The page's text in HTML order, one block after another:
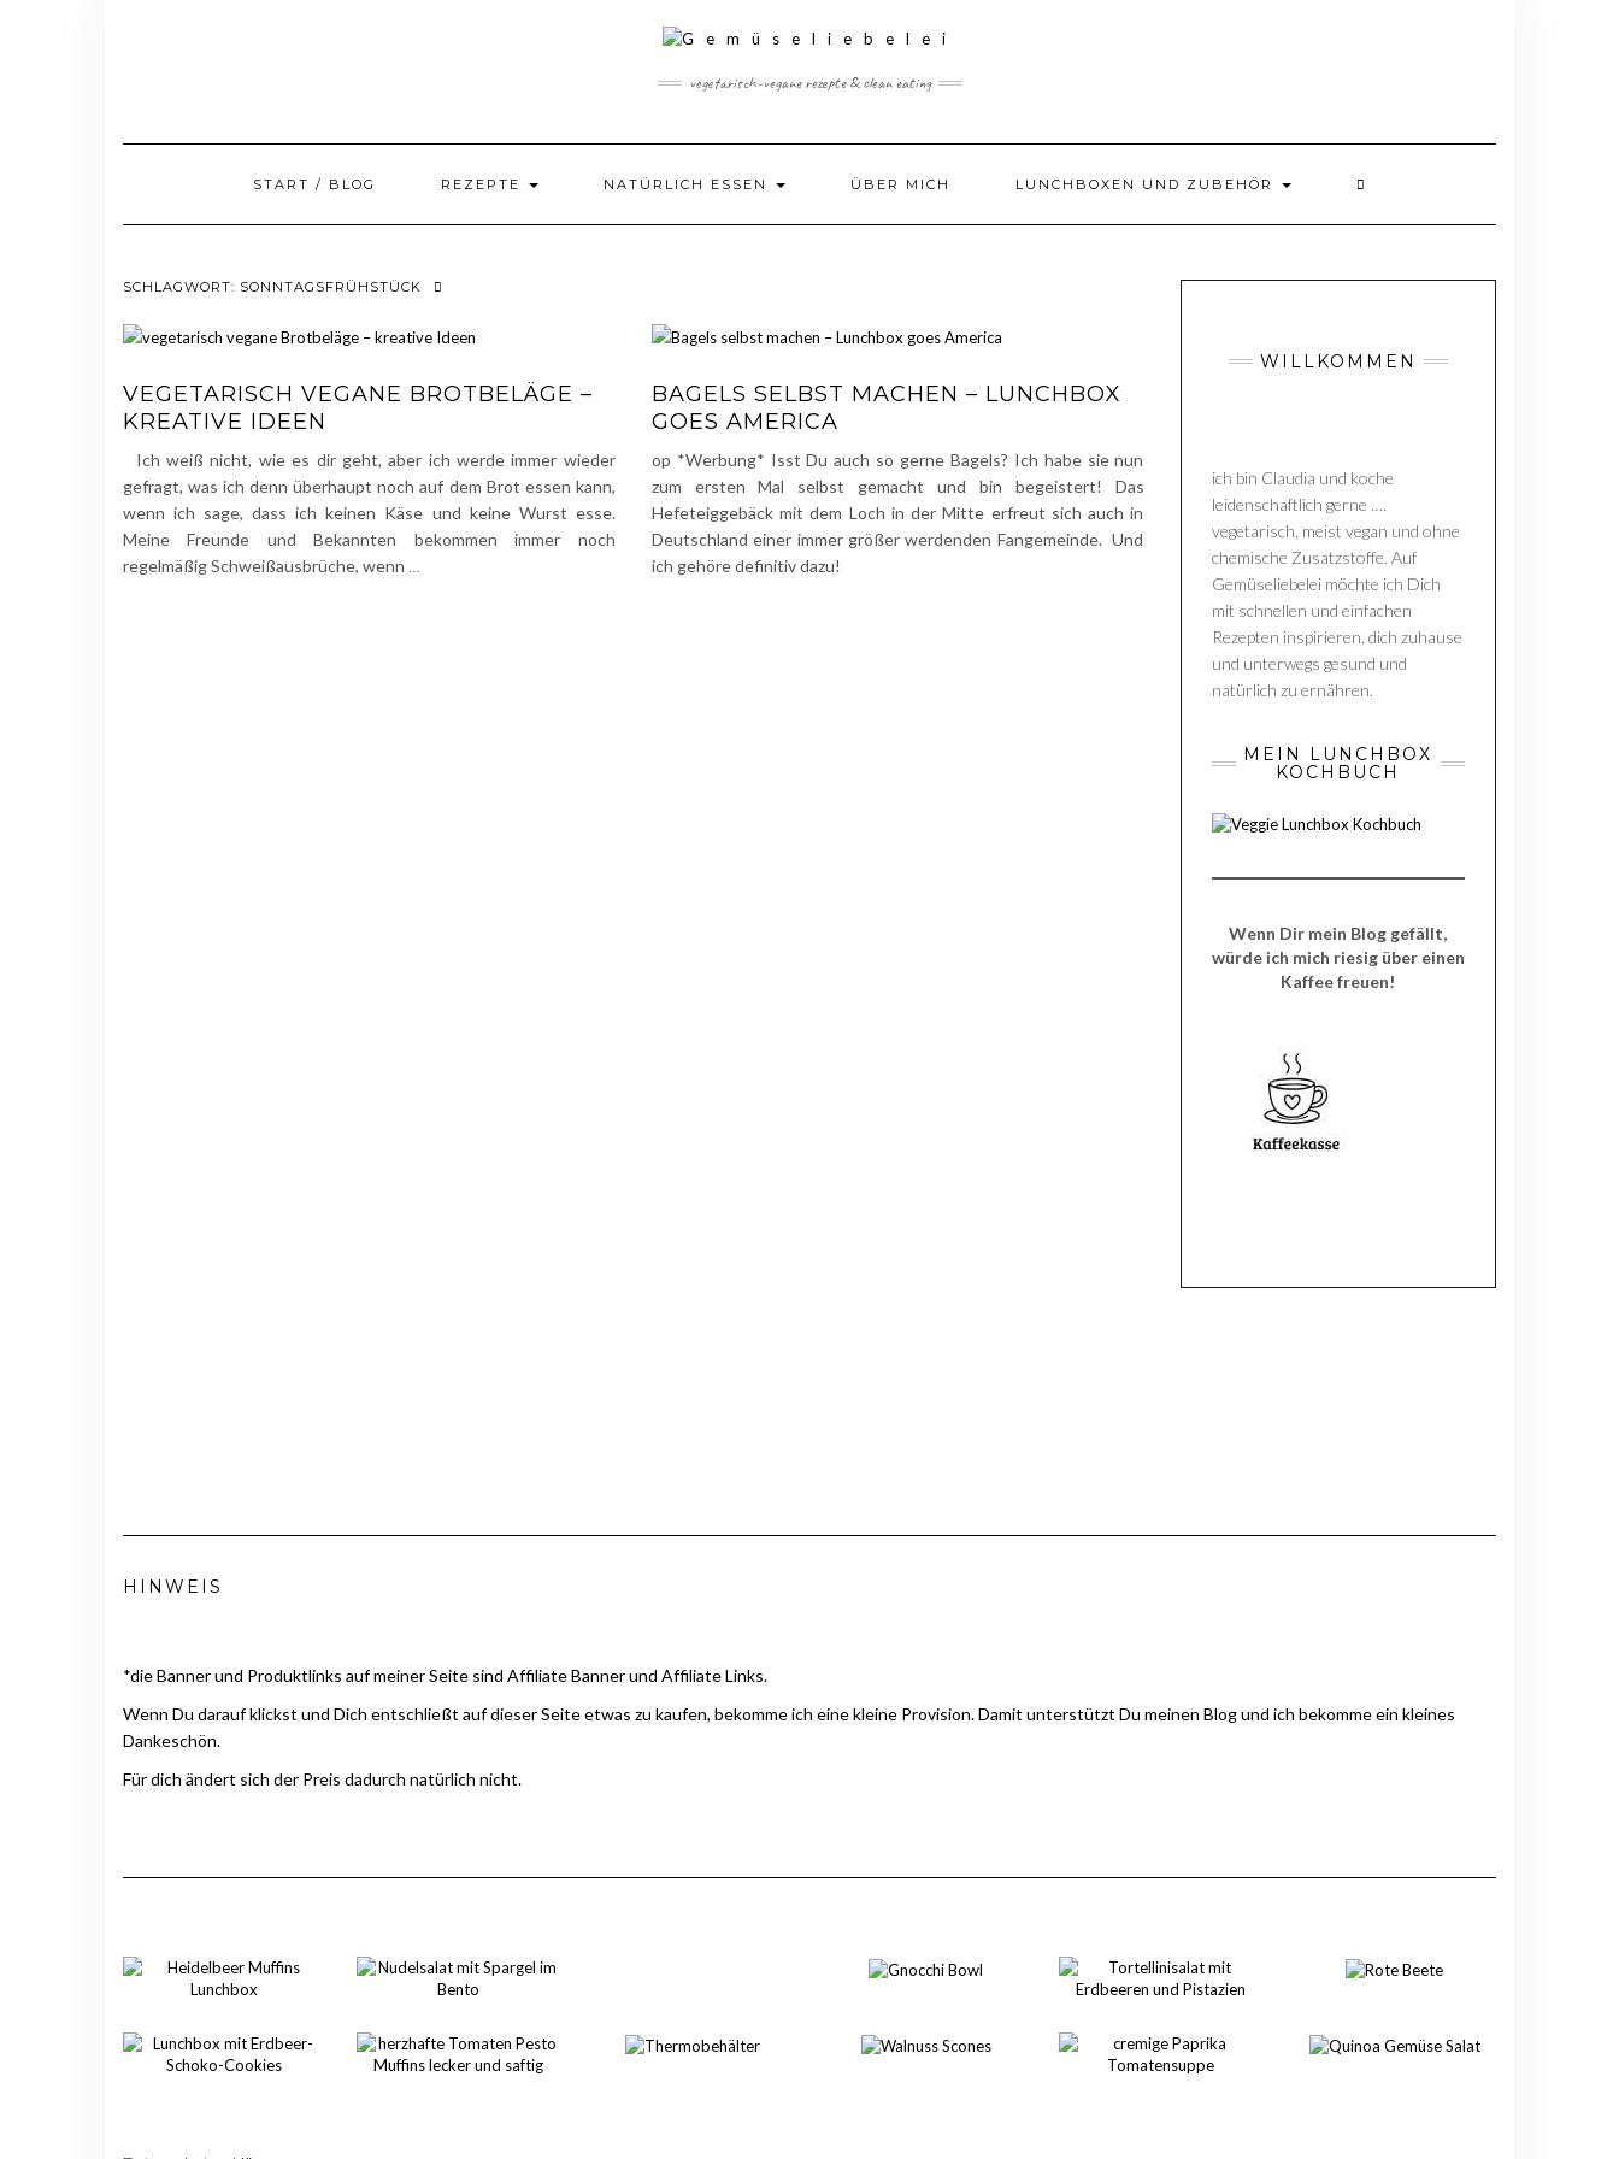
vegetarisch-vegane rezepte & clean eating
START / BLOG REZEPTE NATÜRLICH ESSEN ÜBER MICH LUNCHBOXEN UND ZUBEHÖR
SCHLAGWORT: SONNTAGSFRÜHSTÜCK
VEGETARISCH VEGANE BROTBELÄGE –
KREATIVE IDEEN
Ich weiß nicht, wie es dir geht, aber ich werde immer wieder
gefragt, was ich denn überhaupt noch auf dem Brot essen kann,
wenn ich sage, dass ich keinen Käse und keine Wurst esse.
Meine Freunde und Bekannten bekommen immer noch
regelmäßig Schweißausbrüche, wenn …
BAGELS SELBST MACHEN – LUNCHBOX
GOES AMERICA
op *Werbung* Isst Du auch so gerne Bagels? Ich habe sie nun
zum ersten Mal selbst gemacht und bin begeistert! Das
Hefeteiggebäck mit dem Loch in der Mitte erfreut sich auch in
Deutschland einer immer größer werdenden Fangemeinde. Und
ich gehöre definitiv dazu!
WILLKOMMEN
ich bin Claudia und koche
leidenschaftlich gerne ….
vegetarisch, meist vegan und ohne
chemische Zusatzstoffe. Auf
Gemüseliebelei möchte ich Dich
mit schnellen und einfachen
Rezepten inspirieren, dich zuhause
und unterwegs gesund und
natürlich zu ernähren.
MEIN LUNCHBOX
KOCHBUCH
Wenn Dir mein Blog gefällt,
würde ich mich riesig über einen
Kaffee freuen!
HINWEIS
*die Banner und Produktlinks auf meiner Seite sind Affiliate Banner und Affiliate Links.
Wenn Du darauf klickst und Dich entschließt auf dieser Seite etwas zu kaufen, bekomme ich eine kleine Provision. Damit unterstützt Du meinen Blog und ich bekomme ein kleines
Dankeschön.
Für dich ändert sich der Preis dadurch natürlich nicht.